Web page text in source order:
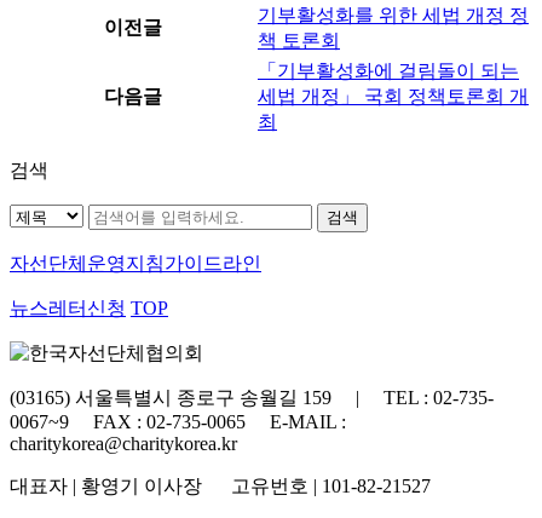
이전글
기부활성화를 위한 세법 개정 정
책 토론회
다음글
「기부활성화에 걸림돌이 되는
세법 개정」 국회 정책토론회 개
최
검색
자선단체 운영지침가이드라인
뉴스레터신청 TOP
(03165) 서울특별시 종로구 송월길 159 | TEL : 02-735-
0067~9 FAX : 02-735-0065 E-MAIL :
charitykorea@charitykorea.kr
대표자 | 황영기 이사장 고유번호 | 101-82-21527